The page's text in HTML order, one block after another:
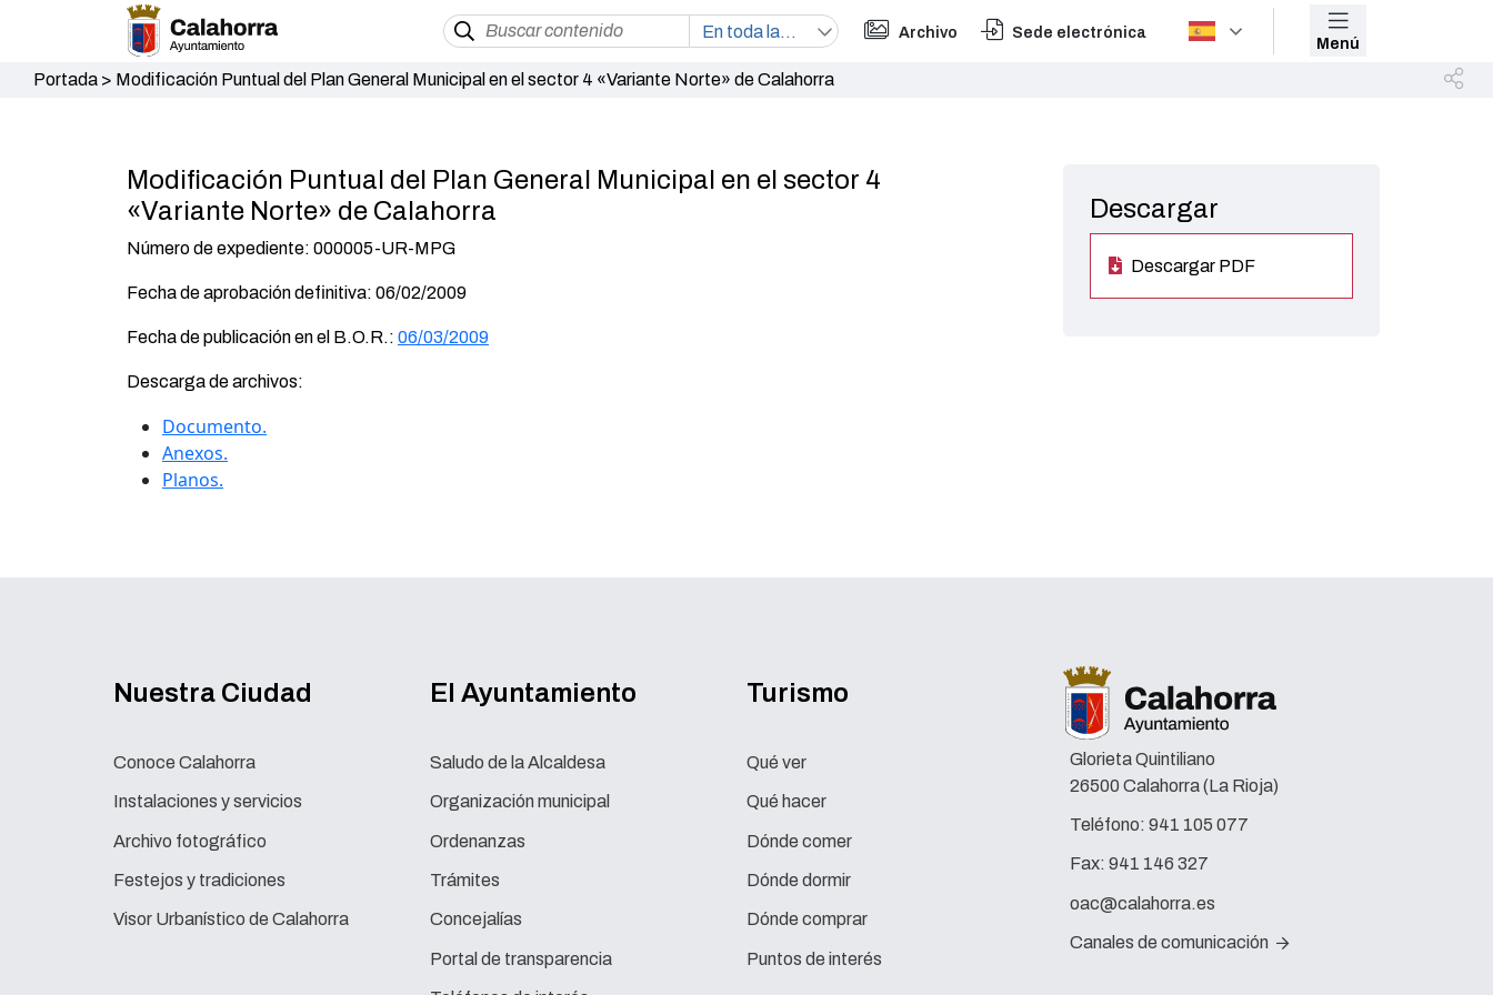
Archivo Sede electrónica
Menú
Portada> Modificación Puntual del Plan General Municipal en el sector 4 «Variante Norte» de Calahorra
Modificación Puntual del Plan General Municipal en el sector 4
«Variante Norte» de Calahorra
Número de expediente: 000005-UR-MPG
Fecha de aprobación definitiva: 06/02/2009
Fecha de publicación en el B.O.R.: 06/03/2009
Descarga de archivos:
Documento.
Anexos.
Planos.
Descargar
Descargar PDF
Nuestra Ciudad
Conoce Calahorra
Instalaciones y servicios
Archivo fotográfico
Festejos y tradiciones
Visor Urbanístico de Calahorra
El Ayuntamiento
Saludo de la Alcaldesa
Organización municipal
Ordenanzas
Trámites
Concejalías
Portal de transparencia
Turismo
Qué ver
Qué hacer
Dónde comer
Dónde dormir
Dónde comprar
Puntos de interés
Glorieta Quintiliano
26500 Calahorra (La Rioja)
Teléfono: 941 105 077
Fax: 941 146 327
oac@calahorra.es
Canales de comunicación